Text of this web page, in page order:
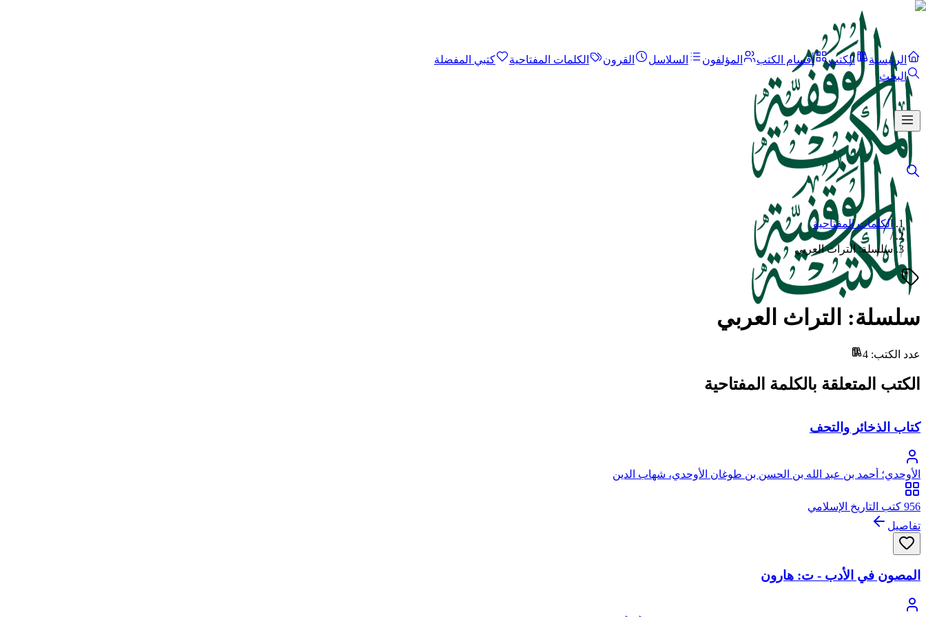
الرئيسية الكتب أقسام الكتب المؤلفون السلاسل القرون الكلمات المفتاحية
كتبي المفضلة
البحث
الكلمات المفتاحية
/
سلسلة: التراث العربي
سلسلة: التراث العربي
عدد الكتب:
4
الكتب المتعلقة بالكلمة المفتاحية
كتاب الذخائر والتحف
الأوحدي؛ أحمد بن عبد الله بن الحسن بن طوغان الأوحدي، شهاب الدين
956 كتب التاريخ الإسلامي
تفاصيل
المصون في الأدب - ت: هارون